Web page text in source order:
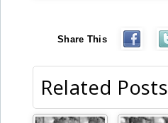
Share This
Related Posts